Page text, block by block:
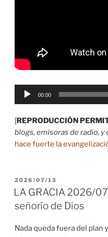
Reproductor
00:00
[REPRODUCCIÓN
blogs, emisoras de radio, y
hace fuerte la
PUBLICADO
EL
2026/07/13
LA GRACIA 2026/
señorío de Dios
Nada queda fuera del plan